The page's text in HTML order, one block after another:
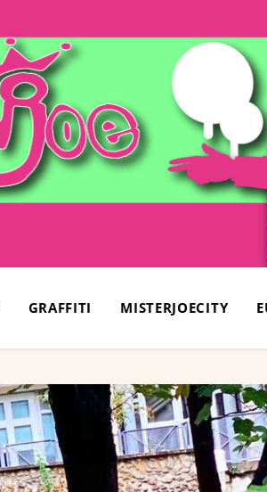
GRAFFITI MISTERJOECITY